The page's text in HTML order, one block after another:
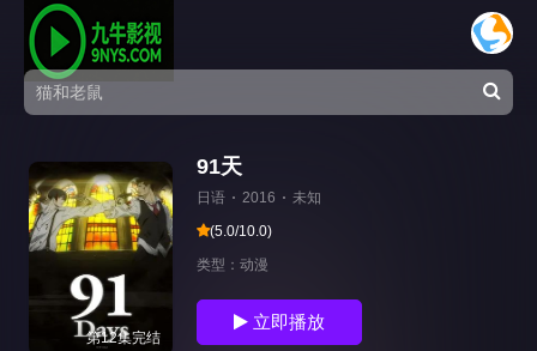
第12集完结
91天
日语 2016
未知
(5.0/10.0)
类型： 动漫
立即播放